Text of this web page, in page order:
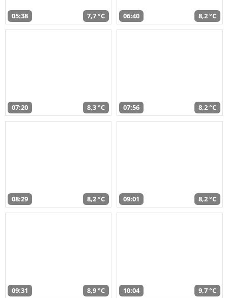
05:38 7,7 °C 06:40 8,2 °C
07:20 8,3 °C 07:56 8,2 °C
08:29 8,2 °C 09:01 8,2 °C
09:31 8,9 °C 10:04 9,7 °C